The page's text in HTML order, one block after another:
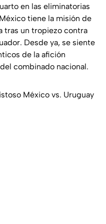
en las eliminatorias
tiene la misión de
tras un tropiezo contra
Desde ya, se siente
de la afición
combinado nacional.
México vs. Uruguay